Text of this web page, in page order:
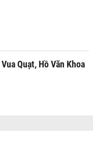
Quạt, Hồ Văn Khoa